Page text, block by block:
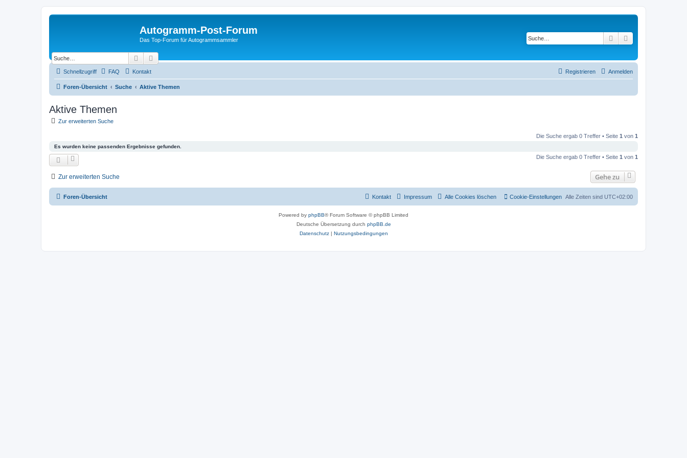
Autogramm-Post-Forum
Das Top-Forum für Autogrammsammler Suche
Suche
Schnellzugriff FAQ Kontakt Anmelden
Registrieren
Foren-Übersicht Suche Aktive Themen
Aktive Themen
Zur erweiterten Suche
Die Suche ergab 0 Treffer • Seite 1 von 1
Es wurden keine passenden Ergebnisse gefunden.
Die Suche ergab 0 Treffer • Seite 1 von 1
Zur erweiterten Suche Gehe zu
Foren-Übersicht Alle Zeiten sind UTC+02:00
Cookie-Einstellungen
Alle Cookies löschen
Impressum
Kontakt
Powered by phpBB® Forum Software © phpBB Limited
Deutsche Übersetzung durch phpBB.de
Datenschutz| Nutzungsbedingungen